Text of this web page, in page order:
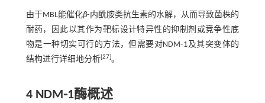
由于MBL能催化β⁃内酰胺类抗生素的水解，从而导致菌株的
耐药，因此以其作为靶标设计特异性的抑制剂或竞争性底
物是一种切实可行的方法，但需要对NDM⁃1及其突变体的
结构进行详细地分析[27]。
4 NDM⁃1酶概述